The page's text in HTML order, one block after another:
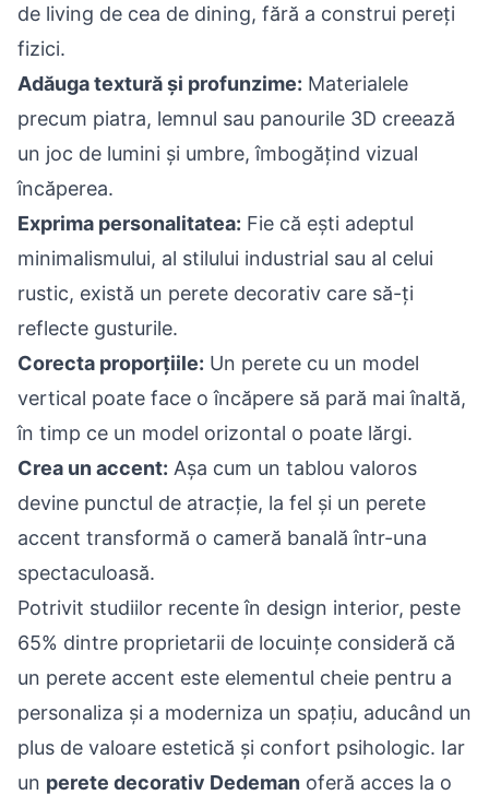
de living de cea de dining, fără a construi pereți
fizici.
Adăuga textură și profunzime: Materialele
precum piatra, lemnul sau panourile 3D creează
un joc de lumini și umbre, îmbogățind vizual
încăperea.
Exprima personalitatea: Fie că ești adeptul
minimalismului, al stilului industrial sau al celui
rustic, există un perete decorativ care să-ți
reflecte gusturile.
Corecta proporțiile: Un perete cu un model
vertical poate face o încăpere să pară mai înaltă,
în timp ce un model orizontal o poate lărgi.
Crea un accent: Așa cum un tablou valoros
devine punctul de atracție, la fel și un perete
accent transformă o cameră banală într-una
spectaculoasă.
Potrivit studiilor recente în design interior, peste
65% dintre proprietarii de locuințe consideră că
un perete accent este elementul cheie pentru a
personaliza și a moderniza un spațiu, aducând un
plus de valoare estetică și confort psihologic. Iar
un perete decorativ Dedeman oferă acces la o